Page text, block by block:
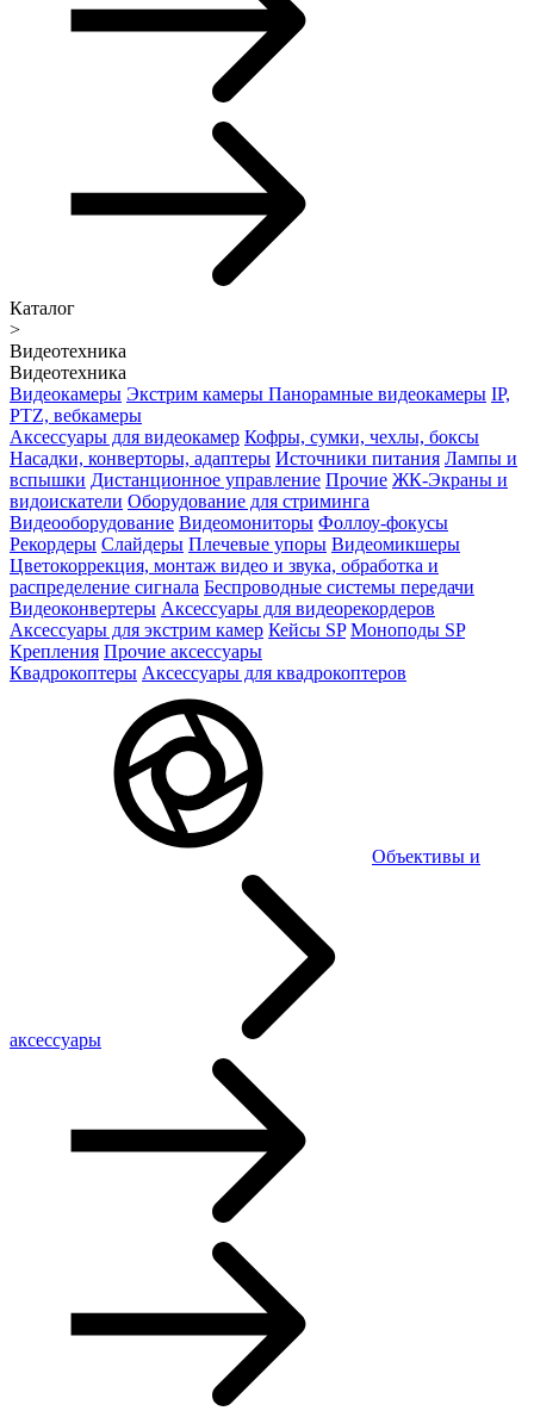
Каталог
>
Видеотехника
Видеотехника
Видеокамеры Экстрим камеры Панорамные видеокамеры IP,
PTZ, вебкамеры
Аксессуары для видеокамер Кофры, сумки, чехлы, боксы
Насадки, конверторы, адаптеры Источники питания Лампы и
вспышки Дистанционное управление Прочие ЖК-Экраны и
видоискатели Оборудование для стриминга
Видеооборудование Видеомониторы Фоллоу-фокусы
Рекордеры Слайдеры Плечевые упоры Видеомикшеры
Цветокоррекция, монтаж видео и звука, обработка и
распределение сигнала Беспроводные системы передачи
Видеоконвертеры Аксессуары для видеорекордеров
Аксессуары для экстрим камер Кейсы SP Моноподы SP
Крепления Прочие аксессуары
Квадрокоптеры Аксессуары для квадрокоптеров
Объективы и
аксессуары